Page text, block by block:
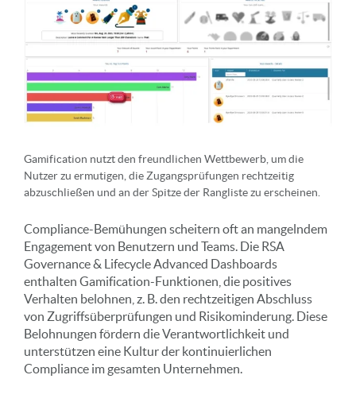
Gamification nutzt den freundlichen Wettbewerb, um die
Nutzer zu ermutigen, die Zugangsprüfungen rechtzeitig
abzuschließen und an der Spitze der Rangliste zu erscheinen.
Compliance-Bemühungen scheitern oft an mangelndem
Engagement von Benutzern und Teams. Die RSA
Governance & Lifecycle Advanced Dashboards
enthalten Gamification-Funktionen, die positives
Verhalten belohnen, z. B. den rechtzeitigen Abschluss
von Zugriffsüberprüfungen und Risikominderung. Diese
Belohnungen fördern die Verantwortlichkeit und
unterstützen eine Kultur der kontinuierlichen
Compliance im gesamten Unternehmen.